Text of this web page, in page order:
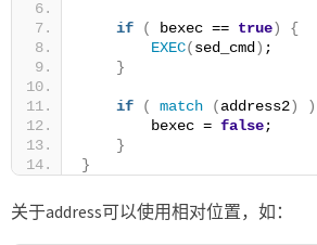
if ( bexec == true)
{
EXEC(sed_cmd ) ;
}
if ( match (address2) )
        bexec =
false;
}
}
关于address可以使用相对位置，如：